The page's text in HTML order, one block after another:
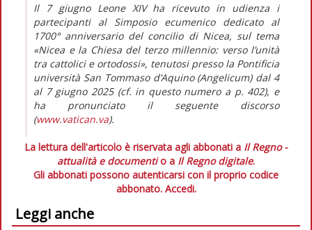
Il 7 giugno Leone XIV ha ricevuto in udienza i
partecipanti al Simposio ecumenico dedicato al
1700° anniversario del concilio di Nicea, sul tema
«Nicea e la Chiesa del terzo millennio: verso l’unità
tra cattolici e ortodossi», tenutosi presso la Pontificia
università San Tommaso d’Aquino (Angelicum) dal 4
al 7 giugno 2025 (cf. in questo numeroa p. 402), e
ha pronunciato il seguente discorso
(www.vatican.va).
La lettura dell'articolo è riservata agli abbonati a Il Regno -
attualità e documentio a Il Regno digitale.
Gli abbonati possono autenticarsi con il proprio codice
abbonato. Accedi.
Leggi anche